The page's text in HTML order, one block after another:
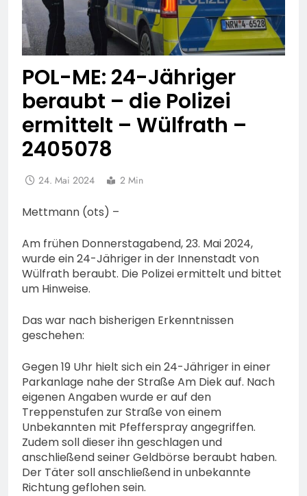
POL-ME: 24-Jähriger
beraubt – die Polizei
ermittelt – Wülfrath –
2405078
24. Mai 2024 2 Min
Mettmann (ots) –
Am frühen Donnerstagabend, 23. Mai 2024,
wurde ein 24-Jähriger in der Innenstadt von
Wülfrath beraubt. Die Polizei ermittelt und bittet
um Hinweise.
Das war nach bisherigen Erkenntnissen
geschehen:
Gegen 19 Uhr hielt sich ein 24-Jähriger in einer
Parkanlage nahe der Straße Am Diek auf. Nach
eigenen Angaben wurde er auf den
Treppenstufen zur Straße von einem
Unbekannten mit Pfefferspray angegriffen.
Zudem soll dieser ihn geschlagen und
anschließend seiner Geldbörse beraubt haben.
Der Täter soll anschließend in unbekannte
Richtung geflohen sein.